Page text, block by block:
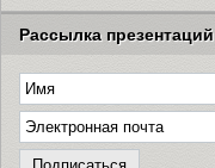
Рассылка презентаций